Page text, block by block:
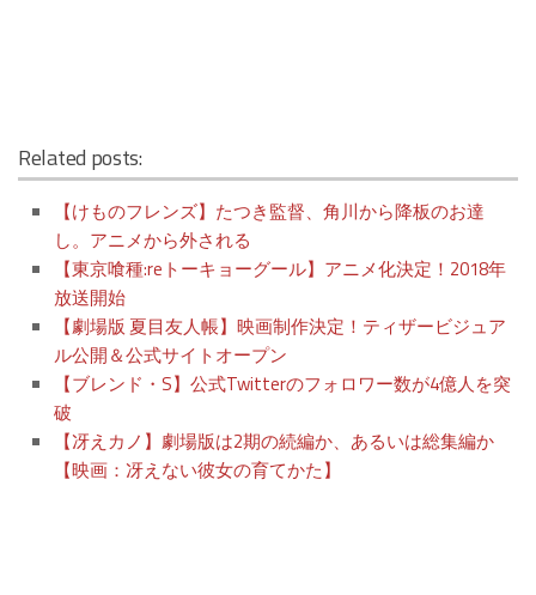
Related posts:
【けものフレンズ】たつき監督、角川から降板のお達
し。アニメから外される
【東京喰種:reトーキョーグール】アニメ化決定！2018年
放送開始
【劇場版 夏目友人帳】映画制作決定！ティザービジュア
ル公開＆公式サイトオープン
【ブレンド・S】公式Twitterのフォロワー数が4億人を突
破
【冴えカノ】劇場版は2期の続編か、あるいは総集編か
【映画：冴えない彼女の育てかた】